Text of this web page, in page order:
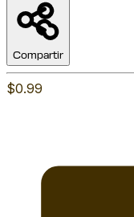
Compartir
$0.99